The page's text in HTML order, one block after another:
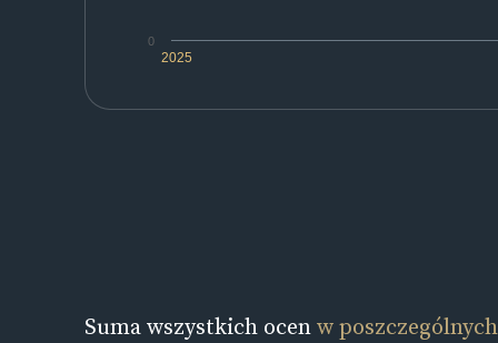
2025
0
Suma wszystkich ocenw